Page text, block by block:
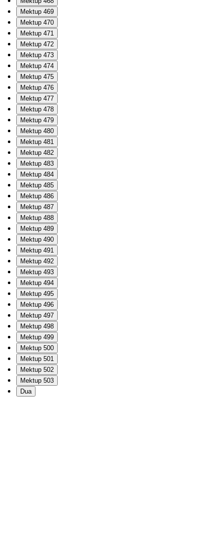
Mektup 469
Mektup 470
Mektup 471
Mektup 472
Mektup 473
Mektup 474
Mektup 475
Mektup 476
Mektup 477
Mektup 478
Mektup 479
Mektup 480
Mektup 481
Mektup 482
Mektup 483
Mektup 484
Mektup 485
Mektup 486
Mektup 487
Mektup 488
Mektup 489
Mektup 490
Mektup 491
Mektup 492
Mektup 493
Mektup 494
Mektup 495
Mektup 496
Mektup 497
Mektup 498
Mektup 499
Mektup 500
Mektup 501
Mektup 502
Mektup 503
Dua